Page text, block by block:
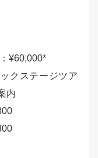
¥60,000*
クステージツア
内